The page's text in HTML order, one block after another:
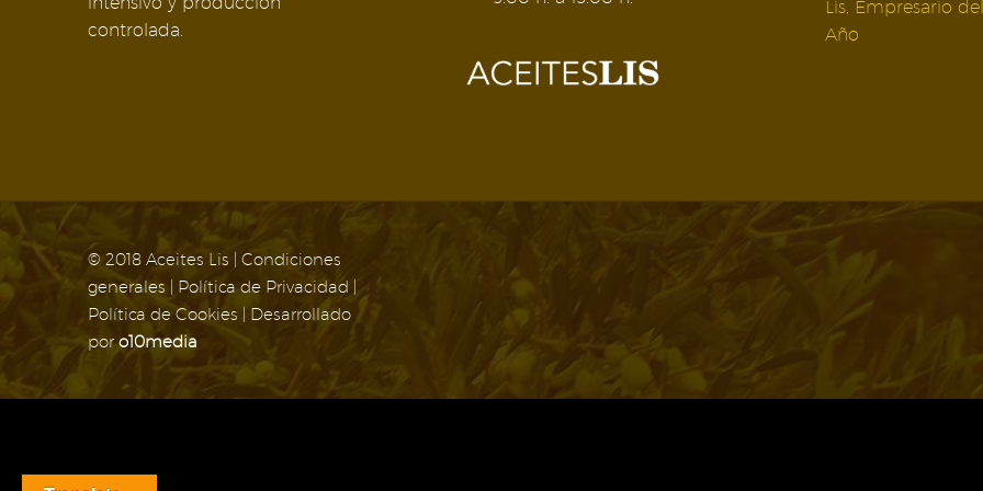
controlada.
Lis, Empresario del
Año
© 2018 Aceites Lis | Condiciones
generales
Política de Privacidad
Política de Cookies | Desarrollado
poro10media